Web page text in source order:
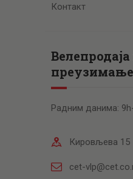
Контакт
преузимање
Радним данима:
Кировљева 15
cet-